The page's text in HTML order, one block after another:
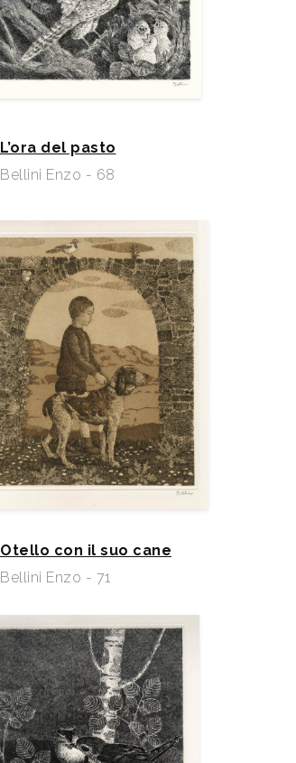
L’ora del pasto
Bellini Enzo - 68
Otello con il suo cane
Bellini Enzo - 71